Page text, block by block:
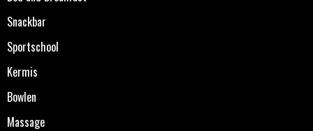
Snackbar
Sportschool
Kermis
Bowlen
Massage